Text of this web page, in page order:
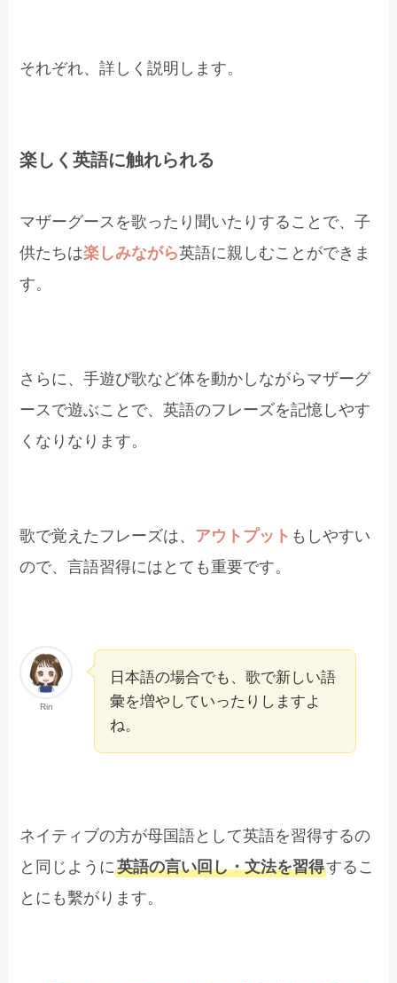
それぞれ、詳しく説明します。
楽しく英語に触れられる
マザーグースを歌ったり聞いたりすることで、子
供たちは楽しみながら英語に親しむことができま
す。
さらに、手遊び歌など体を動かしながらマザーグ
ースで遊ぶことで、英語のフレーズを記憶しやす
くなりなります。
歌で覚えたフレーズは、 アウトプット もしやすい
ので、言語習得にはとても重要です。
Rin
日本語の場合でも、歌で新しい語
彙を増やしていったりしますよ
ね。
ネイティブの方が母国語として英語を習得するの
と同じように英語の言い回し・文法を習得するこ
とにも繫がります。